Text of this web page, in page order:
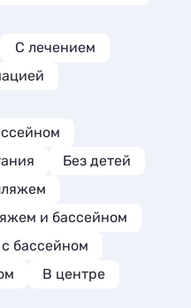
С лечением
Без детей
и бассейном
бассейном
В центре